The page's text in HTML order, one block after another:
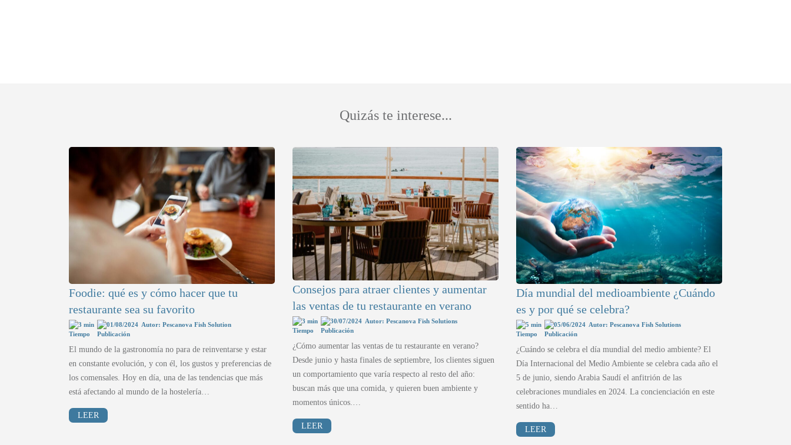
Quizás te interese...
Foodie: qué es y cómo hacer que tu
restaurante sea su favorito
3 min 01/08/2024 Autor: Pescanova Fish Solution
El mundo de la gastronomía no para de reinventarse y estar
en constante evolución, y con él, los gustos y preferencias de
los comensales. Hoy en día, una de las tendencias que más
está afectando al mundo de la hostelería…
LEER
Consejos para atraer clientes y aumentar
las ventas de tu restaurante en verano
3 min 30/07/2024 Autor: Pescanova Fish Solutions
¿Cómo aumentar las ventas de tu restaurante en verano?
Desde junio y hasta finales de septiembre, los clientes siguen
un comportamiento que varía respecto al resto del año:
buscan más que una comida, y quieren buen ambiente y
momentos únicos.…
LEER
Día mundial del medioambiente ¿Cuándo
es y por qué se celebra?
5 min 05/06/2024 Autor: Pescanova Fish Solutions
¿Cuándo se celebra el día mundial del medio ambiente? El
Día Internacional del Medio Ambiente se celebra cada año el
5 de junio, siendo Arabia Saudí el anfitrión de las
celebraciones mundiales en 2024. La concienciación en este
sentido ha…
LEER